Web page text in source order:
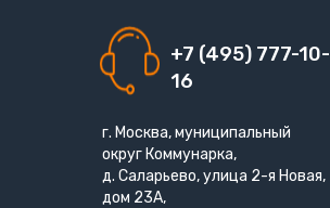
+7 (495) 777-10-
16
г. Москва, муниципальный
округ Коммунарка,
д. Саларьево, улица 2-я Новая,
дом 23А,